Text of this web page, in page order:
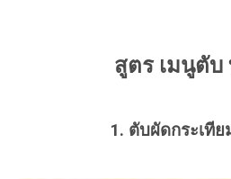
สูตร เมนูตับ
1. ตับผัดกระเทีย